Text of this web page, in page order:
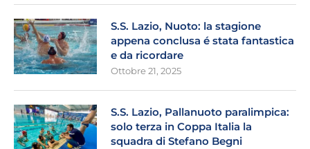
S.S. Lazio, Nuoto: la stagione
appena conclusa é stata fantastica
e da ricordare
Ottobre 21, 2025
S.S. Lazio, Pallanuoto paralimpica:
solo terza in Coppa Italia la
squadra di Stefano Begni